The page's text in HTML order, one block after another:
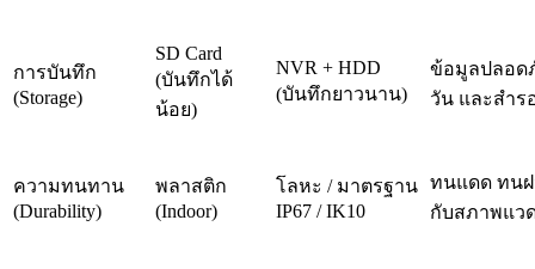
การบันทึก
(Storage)
SD Card
(บันทึกได้
น้อย)
NVR + HDD
(บันทึกยาวนาน)
ข้อมูลปลอด
วัน และสำร
ความทนทาน
(Durability)
พลาสติก
(Indoor)
โลหะ / มาตรฐาน
IP67 / IK10
ทนแดด ทนฝ
กับสภาพแว